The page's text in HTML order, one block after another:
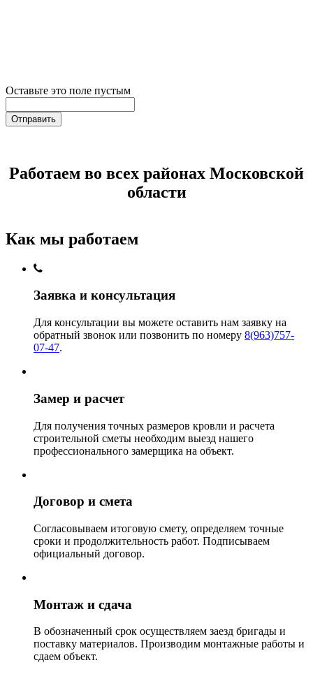
Оставьте это поле пустым
Отправить
Работаем во всех районах Московской
области
Как мы работаем
Заявка и консультация
Для консультации вы можете оставить нам заявку на
обратный звонок или позвонить по номеру 8(963)757-
07-47.
Замер и расчет
Для получения точных размеров кровли и расчета
строительной сметы необходим выезд нашего
профессионального замерщика на объект.
Договор и смета
Согласовываем итоговую смету, определяем точные
сроки и продолжительность работ. Подписываем
официальный договор.
Монтаж и сдача
В обозначенный срок осуществляем заезд бригады и
поставку материалов. Производим монтажные работы и
сдаем объект.